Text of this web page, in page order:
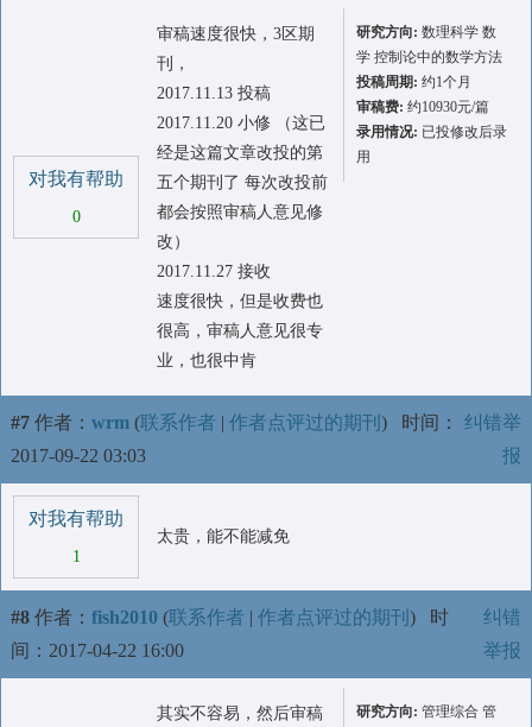
对我有帮助
0
审稿速度很快，3区期
刊，
2017.11.13 投稿
2017.11.20 小修 （这已
经是这篇文章改投的第
五个期刊了 每次改投前
都会按照审稿人意见修
改）
2017.11.27 接收
速度很快，但是收费也
很高，审稿人意见很专
业，也很中肯
研究方向: 数理科学 数
学 控制论中的数学方法
投稿周期: 约1个月
审稿费: 约10930元/篇
录用情况: 已投修改后录
用
#7 作者： wrm (联系作者 | 作者点评过的期刊 ) 时间：
2017-09-22 03:03
纠错举
报
对我有帮助
1
太贵，能不能减免
#8 作者： fish2010 (联系作者 | 作者点评过的期刊 ) 时
间：2017-04-22 16:00
纠错
举报
其实不容易，然后审稿
研究方向: 管理综合 管